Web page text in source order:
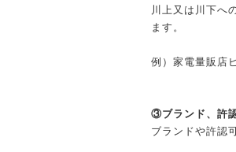
川上又は川下へ
ます。
例）家電量販店
③ブランド、許
ブランドや許認